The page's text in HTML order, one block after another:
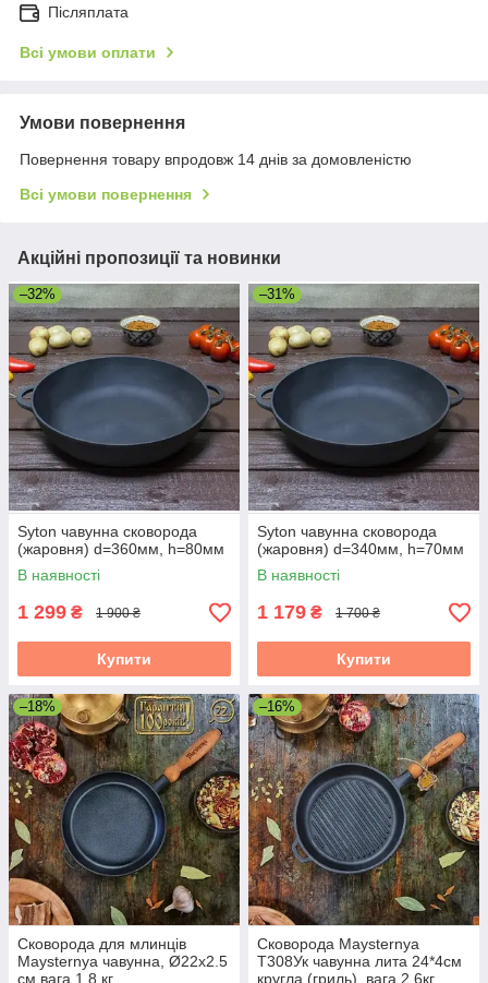
Післяплата
Всі умови оплати
Умови повернення
Повернення товару впродовж 14 днів за домовленістю
Всі умови повернення
Акційні пропозиції та новинки
–32%
Syton чавунна сковорода
(жаровня) d=360мм, h=80мм
В наявності
1 299 ₴ 1 900 ₴
Купити
–31%
Syton чавунна сковорода
(жаровня) d=340мм, h=70мм
В наявності
1 179 ₴ 1 700 ₴
Купити
–18%
Сковорода для млинців
Maysternya чавунна, Ø22х2.5
см вага 1.8 кг
–16%
Сковорода Maysternya
Т308Ук чавунна лита 24*4см
кругла (гриль), вага 2,6кг